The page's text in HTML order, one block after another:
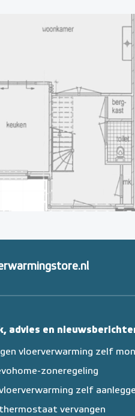
advies en
vloerverwarming zelf
zoneregeling
zelf
vervangen